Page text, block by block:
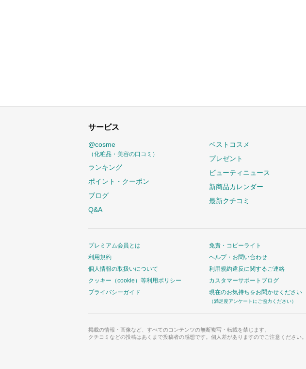
サービス
@cosme
（化粧品・美容の口コミ）
ランキング
ポイント・クーポン
ブログ
Q&A
ベストコスメ
プレゼント
ビューティニュース
新商品カレンダー
最新クチコミ
プレミアム会員とは
利用規約
個人情報の取扱いについて
クッキー（cookie）等利用ポリシー
プライバシーガイド
免責・コピーライト
ヘルプ・お問い合わせ
利用規約違反に関するご連絡
カスタマーサポートブログ
現在のお気持ちをお聞かせください
（満足度アンケートにご協力ください）
掲載の情報・画像など、すべてのコンテンツの無断複写・転載を禁じます。
クチコミなどの投稿はあくまで投稿者の感想です。個人差がありますのでご注意ください。